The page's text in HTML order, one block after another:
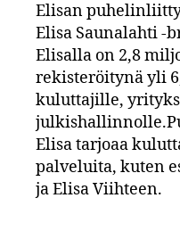
Elisan
Elisa Saunalahti -
Elisalla on 2,8
rekisteröitynä yli
kuluttajille,
julkishallinnolle.
Elisa tarjoaa
palveluita, kuten
ja Elisa Viihteen.